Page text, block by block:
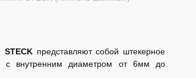
STECK представляют собой штекерное
с внутренним диаметром от 6мм до